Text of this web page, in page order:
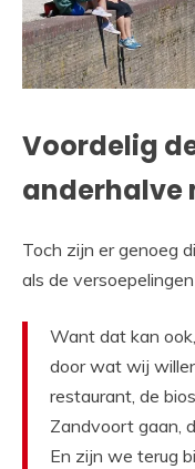
Voordelig
anderhalve
Toch zijn er genoeg
als de
Want dat kan
door wat wij
restaurant, de
Zandvoort gaan,
En zijn we terug